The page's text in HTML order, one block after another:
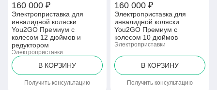
160 000 ₽
Электроприставка для
инвалидной коляски
You2GO Премиум с
колесом 12 дюймов и
редуктором
Электроприставки
В КОРЗИНУ
Получить консультацию
160 000 ₽
Электроприставка для
инвалидной коляски
You2GO Премиум с
колесом 10 дюймов
Электроприставки
В КОРЗИНУ
Получить консультацию